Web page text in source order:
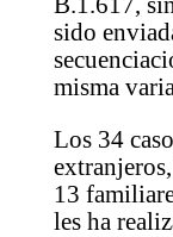
sido
misma
Los 34
13
les ha